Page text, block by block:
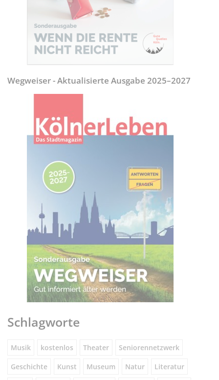
Wegweiser - Aktualisierte Ausgabe 2025–2027
Schlagworte
Musik kostenlos Theater Seniorennetzwerk
Geschichte Kunst Museum Natur Literatur